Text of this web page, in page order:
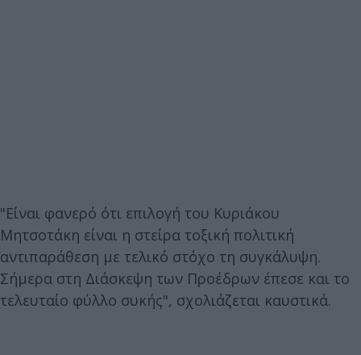
"Είναι φανερό ότι επιλογή του Κυριάκου
Μητσοτάκη είναι η στείρα τοξική πολιτική
αντιπαράθεση με τελικό στόχο τη συγκάλυψη.
Σήμερα στη Διάσκεψη των Προέδρων έπεσε και το
τελευταίο φύλλο συκής", σχολιάζεται καυστικά.